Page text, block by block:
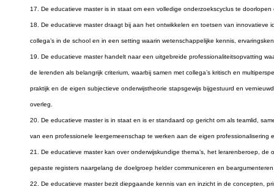
17. De educatieve master is in staat om een volledige onderzoekscyclus te
18. De educatieve master draagt bij aan het ontwikkelen en toetsen van
collega’s in de school en in een setting waarin wetenschappelijke kennis,
19. De educatieve master handelt naar een uitgebreide professionaliteitsopvatting
de lerenden als belangrijk criterium, waarbij samen met collega’s kritisch en
praktijk en de eigen subjectieve onderwijstheorie stapsgewijs bijgestuurd en
overleg.
20. De educatieve master is in staat en is er standaard op gericht om als teamlid,
van een professionele leergemeenschap te werken aan de eigen professionalisering
21. De educatieve master kan over onderwijskundige thema’s, het lerarenberoep,
gepaste registers naargelang de doelgroep helder communiceren en
22. De educatieve master bezit diepgaande kennis van en inzicht in de concepten,